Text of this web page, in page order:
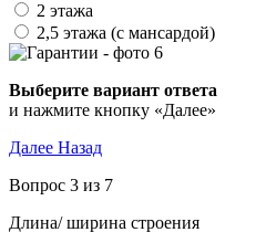
2 этажа
2,5 этажа (с мансардой)
Выберите вариант ответа
и нажмите кнопку «Далее»
Далее Назад
Вопрос 3 из 7
Длина/ ширина строения